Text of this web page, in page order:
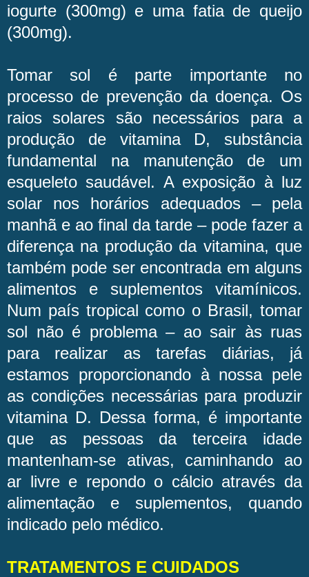
iogurte (300mg) e uma fatia de queijo
(300mg).
Tomar sol é parte importante no
processo de prevenção da doença. Os
raios solares são necessários para a
produção de vitamina D, substância
fundamental na manutenção de um
esqueleto saudável. A exposição à luz
solar nos horários adequados – pela
manhã e ao final da tarde – pode fazer a
diferença na produção da vitamina, que
também pode ser encontrada em alguns
alimentos e suplementos vitamínicos.
Num país tropical como o Brasil, tomar
sol não é problema – ao sair às ruas
para realizar as tarefas diárias, já
estamos proporcionando à nossa pele
as condições necessárias para produzir
vitamina D. Dessa forma, é importante
que as pessoas da terceira idade
mantenham-se ativas, caminhando ao
ar livre e repondo o cálcio através da
alimentação e suplementos, quando
indicado pelo médico.
TRATAMENTOS E CUIDADOS